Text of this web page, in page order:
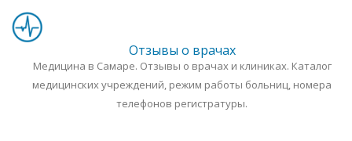
Отзывы о врачах
Медицина в Самаре. Отзывы о врачах и клиниках. Каталог
медицинских учреждений, режим работы больниц, номера
телефонов регистратуры.